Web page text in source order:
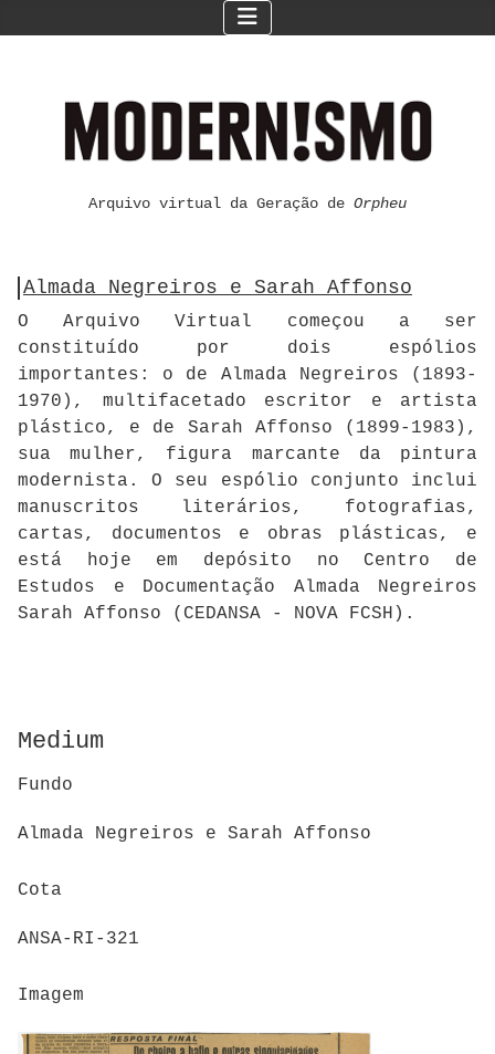
Arquivo virtual da Geração de Orpheu
Almada Negreiros e Sarah Affonso
O Arquivo Virtual começou a ser
constituído por dois espólios
importantes: o de Almada Negreiros (1893-
1970), multifacetado escritor e artista
plástico, e de Sarah Affonso (1899-1983),
sua mulher, figura marcante da pintura
modernista. O seu espólio conjunto inclui
manuscritos literários, fotografias,
cartas, documentos e obras plásticas, e
está hoje em depósito no Centro de
Estudos e Documentação Almada Negreiros
Sarah Affonso (CEDANSA - NOVA FCSH).
Medium
Fundo
Almada Negreiros e Sarah Affonso
Cota
ANSA-RI-321
Imagem